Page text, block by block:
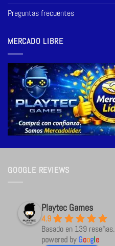
Preguntas frecuentes
MERCADO LIBRE
GOOGLE REVIEWS
Playtec Games
4.9
Basado en 139 reseñas.
powered byGoogle